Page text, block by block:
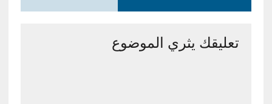
تعليقك يثري الموضوع